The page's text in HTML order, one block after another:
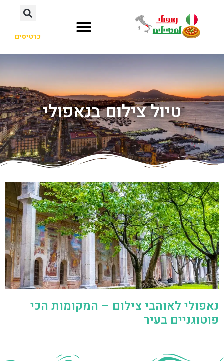
כרטיסים
טיול צילום בנאפולי
נאפולי לאוהבי צילום – המקומות הכי
פוטוגניים בעיר